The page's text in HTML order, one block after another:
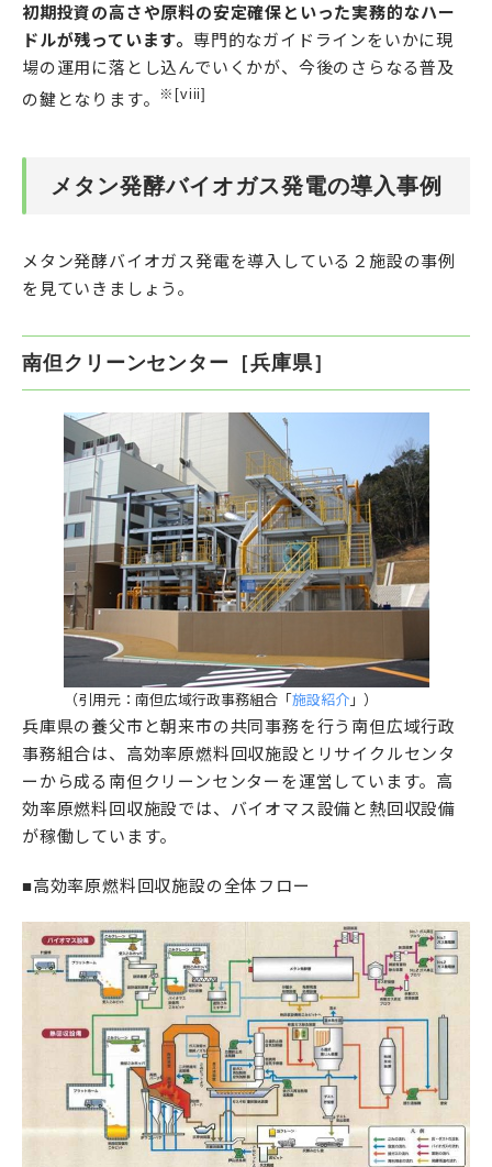
初期投資の高さや原料の安定確保といった実務的なハー
ドルが残っています。 専門的なガイドラインをいかに現
場の運用に落とし込んでいくかが、今後のさらなる普及
の鍵となります。
※[viii]
メタン発酵バイオガス発電の導入事例
メタン発酵バイオガス発電を導入している２施設の事例
を見ていきましょう。
南但クリーンセンター［兵庫県］
（引用元：南但広域行政事務組合「 施設紹介」）
兵庫県の養父市と朝来市の共同事務を行う南但広域行政
事務組合は、高効率原燃料回収施設とリサイクルセンタ
ーから成る南但クリーンセンターを運営しています。高
効率原燃料回収施設では、バイオマス設備と熱回収設備
が稼働しています。
■高効率原燃料回収施設の全体フロー